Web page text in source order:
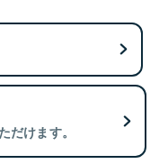
だけます。